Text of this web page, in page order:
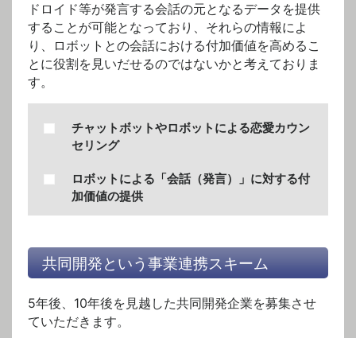
ドロイド等が発言する会話の元となるデータを提供
することが可能となっており、それらの情報によ
り、ロボットとの会話における付加価値を高めるこ
とに役割を見いだせるのではないかと考えておりま
す。
チャットボットやロボットによる恋愛カウン
セリング
ロボットによる「会話（発言）」に対する付
加価値の提供
共同開発という事業連携スキーム
5年後、10年後を見越した共同開発企業を募集させ
ていただきます。